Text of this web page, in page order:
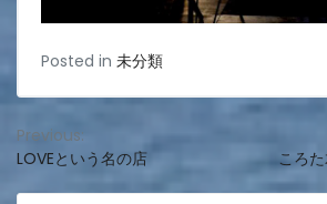
Posted in 未分類
投
稿
Previous:
LOVEという名の店
ころ